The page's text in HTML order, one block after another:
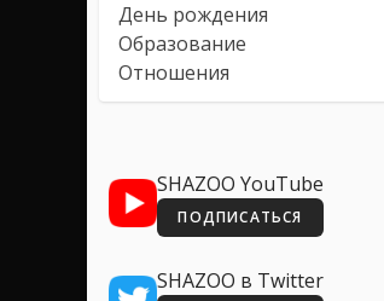
День рождения
Образование
Отношения
SHAZOO YouTube
ПОДПИСАТЬСЯ
SHAZOO в Twitter